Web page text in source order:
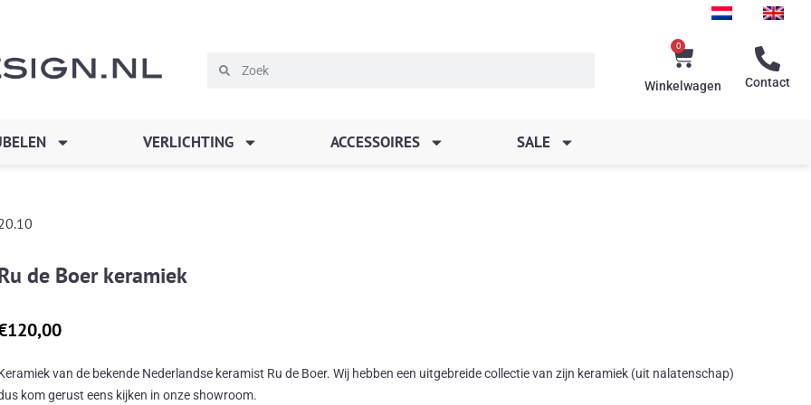
ZoekenZoeken
0
Winkelwagen
Winkelwagen Contact
VERLICHTING ACCESSOIRES SALE
de Boer keramiek
120,00
van de bekende Nederlandse keramist Ru de Boer. Wij hebben een uitgebreide collectie van zijn keramiek (uit nalatenschap)
kom gerust eens kijken in onze showroom.